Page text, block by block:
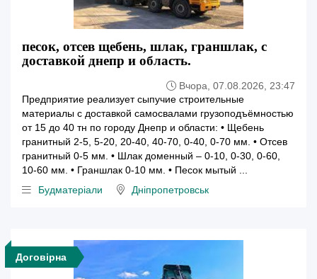
песок, отсев щебень, шлак, граншлак, с
доставкой днепр и область.
Вчора, 07.08.2026, 23:47
Предприятие реализует сыпучие строительные
материалы с доставкой самосвалами грузоподъёмностью
от 15 до 40 тн по городу Днепр и области: • Щебень
гранитный 2-5, 5-20, 20-40, 40-70, 0-40, 0-70 мм. • Отсев
гранитный 0-5 мм. • Шлак доменный – 0-10, 0-30, 0-60,
10-60 мм. • Граншлак 0-10 мм. • Песок мытый ...
Будматеріали
Дніпропетровськ
Договірна